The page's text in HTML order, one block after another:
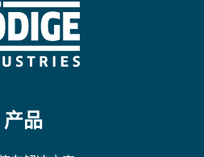
产品